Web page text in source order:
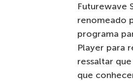
Futurewave
renomeado
programa
Player para
ressaltar
que